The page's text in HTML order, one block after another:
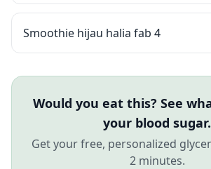
Smoothie hijau halia fab 4
Would you eat this? See
your blood sugar.
Get your free, personalized
2 minutes.